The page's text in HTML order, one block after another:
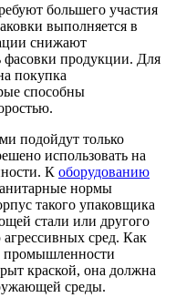
большего участия
выполняется в
снижают
фасовки продукции. Для
покупка
способны
подойдут только
использовать на
К оборудованию
нормы
такого упаковщика
стали или другого
сред. Как
промышленности
краской, она должна
среды.